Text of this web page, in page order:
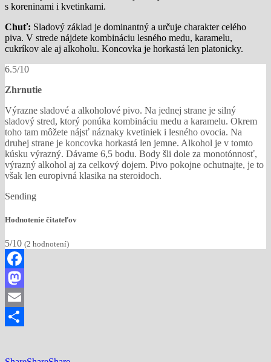
s koreninami i kvetinkami.
Chuť: Sladový základ je dominantný a určuje charakter celého
piva. V strede nájdete kombináciu lesného medu, karamelu,
cukríkov ale aj alkoholu. Koncovka je horkastá len platonicky.
6.5/10
Zhrnutie
Výrazne sladové a alkoholové pivo. Na jednej strane je silný
sladový stred, ktorý ponúka kombináciu medu a karamelu. Okrem
toho tam môžete nájsť náznaky kvetiniek i lesného ovocia. Na
druhej strane je koncovka horkastá len jemne. Alkohol je v tomto
kúsku výrazný. Dávame 6,5 bodu. Body šli dole za monotónnosť,
výrazný alkohol aj za celkový dojem. Pivo pokojne ochutnajte, je to
však len europivná klasika na steroidoch.
Sending
Hodnotenie čitateľov
5/10 (2 hodnotení)
Facebook
Mastodon
Email